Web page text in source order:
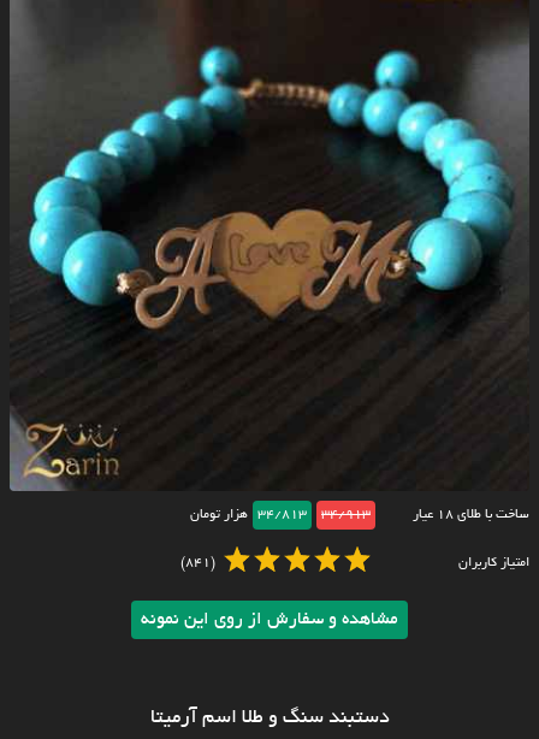
ساخت با طلای ۱۸ عیار 34/913
34/813 هزار تومان
امتیاز کاربران (841)
مشاهده و سفارش از روی این نمونه
دستبند سنگ و طلا اسم آرمیتا